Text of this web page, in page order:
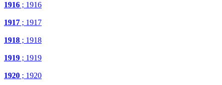
1916 ; 1916
1917 ; 1917
1918 ; 1918
1919 ; 1919
1920 ; 1920